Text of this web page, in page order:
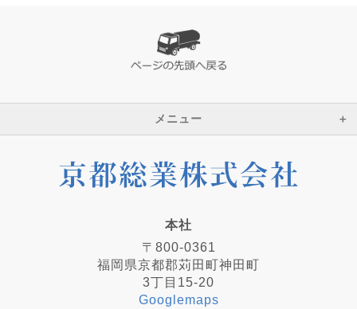
メニュー
本社
〒800-0361
福岡県京都郡苅田町神田町
3丁目15-20
Googlemaps